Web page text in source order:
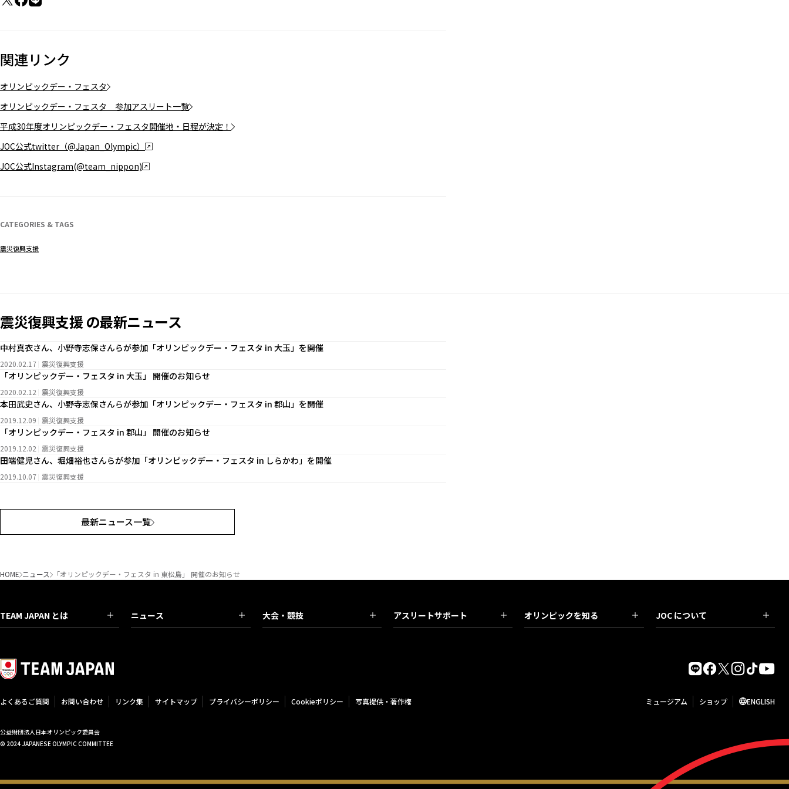
関連リンク
オリンピックデー・フェスタ
オリンピックデー・フェスタ 参加アスリート一覧
平成30年度オリンピックデー・フェスタ開催地・日程が決定！
JOC公式twitter（@Japan_Olympic）
JOC公式Instagram(@team_nippon)
CATEGORIES & TAGS
震災復興支援
震災復興支援 の最新ニュース
中村真衣さん、小野寺志保さんらが参加「オリンピックデー・フェスタ in 大玉」を開催
2020.02.17 震災復興支援
「オリンピックデー・フェスタ in 大玉」 開催のお知らせ
2020.02.12 震災復興支援
本田武史さん、小野寺志保さんらが参加「オリンピックデー・フェスタ in 郡山」を開催
2019.12.09 震災復興支援
「オリンピックデー・フェスタ in 郡山」 開催のお知らせ
2019.12.02 震災復興支援
田端健児さん、堀畑裕也さんらが参加「オリンピックデー・フェスタ in しらかわ」を開催
2019.10.07 震災復興支援
最新ニュース一覧
HOME ニュース 「オリンピックデー・フェスタ in 東松島」 開催のお知らせ
TEAM JAPAN とは ニュース 大会・競技 アスリートサポート オリンピックを知る JOC について
よくあるご質問 お問い合わせ リンク集 サイトマップ プライバシーポリシー Cookieポリシー 写真提供・著作権 ミュージアム ショップ ENGLISH
公益財団法人日本オリンピック委員会
© 2024 JAPANESE OLYMPIC COMMITTEE